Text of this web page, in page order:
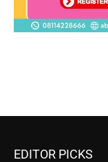
EDITOR PICKS